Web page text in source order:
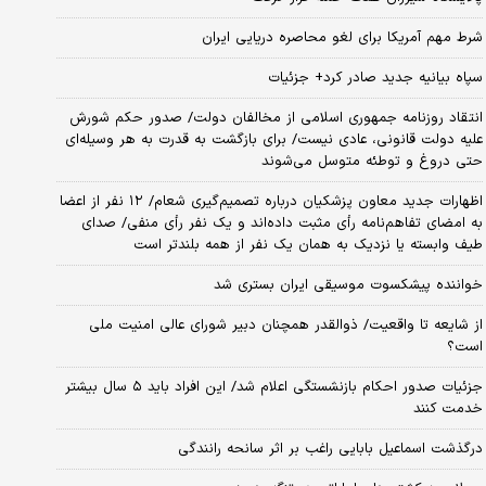
شرط مهم آمریکا برای لغو محاصره دریایی ایران
سپاه بیانیه جدید صادر کرد+ جزئیات
انتقاد روزنامه جمهوری اسلامی از مخالفان دولت/ صدور حکم شورش
علیه دولت قانونی، عادی نیست/ برای بازگشت به قدرت به هر وسیله‌ای
حتی دروغ و توطئه متوسل می‌شوند
اظهارات جدید معاون پزشکیان درباره تصمیم‌گیری شعام/ ۱۲ نفر از اعضا
به امضای تفاهم‌نامه رأی مثبت داده‌اند و یک نفر رأی منفی/ صدای
طیف وابسته یا نزدیک به همان یک نفر از همه بلندتر است
خواننده پیشکسوت موسیقی ایران بستری شد
از شایعه تا واقعیت/ ذوالقدر همچنان دبیر شورای ‌عالی امنیت ملی
است؟
جزئیات صدور احکام بازنشستگی اعلام شد/ این افراد باید ۵ سال بیشتر
خدمت کنند
درگذشت اسماعیل بابایی راغب بر اثر سانحه رانندگی